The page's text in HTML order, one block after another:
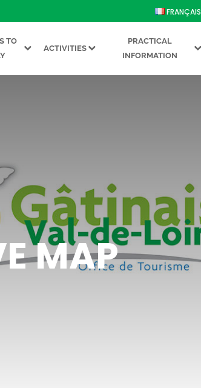
FRANÇAIS
TO
ACTIVITIES
PRACTICAL
INFORMATION
MAP